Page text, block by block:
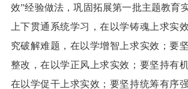
效”经验做法，巩固拓展第一批主题教育
上下贯通系统学习，在以学铸魂上求实
究破解难题，在以学增智上求实效；要
整改，在以学正风上求实效；要坚持有
在以学促干上求实效；要坚持统筹有序